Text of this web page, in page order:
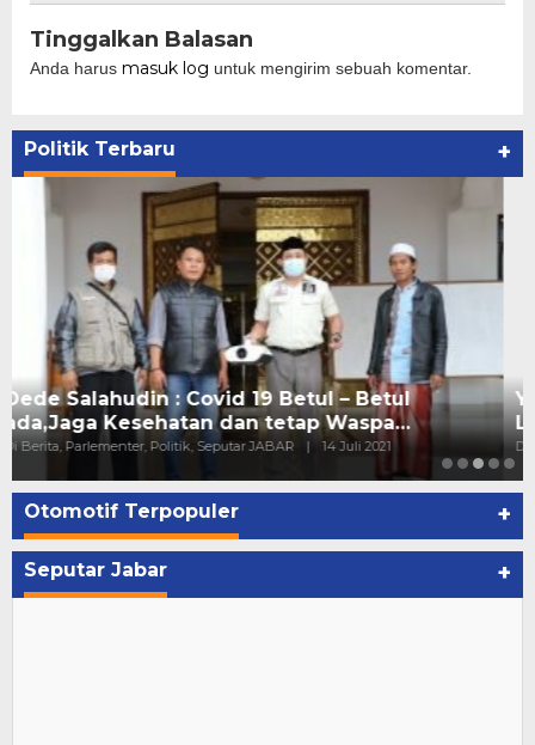
Tinggalkan Balasan
Anda harus masuk log untuk mengirim sebuah komentar.
Politik Terbaru +
Yusuf Musyafa LC : Kantor Desa Bersih,
Layanan Prima Bagi Warga
Di Berita, Kesehatan, Politik, Seputar JABAR 11 Juli 2021
Otomotif Terpopuler +
Seputar Jabar +